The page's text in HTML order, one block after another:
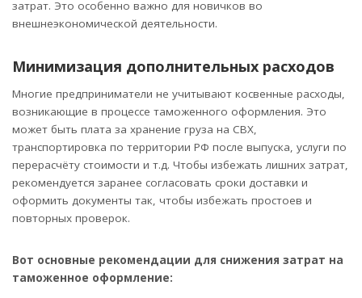
затрат. Это особенно важно для новичков во
внешнеэкономической деятельности.
Минимизация дополнительных расходов
Многие предприниматели не учитывают косвенные расходы,
возникающие в процессе таможенного оформления. Это
может быть плата за хранение груза на СВХ,
транспортировка по территории РФ после выпуска, услуги по
перерасчёту стоимости и т.д. Чтобы избежать лишних затрат,
рекомендуется заранее согласовать сроки доставки и
оформить документы так, чтобы избежать простоев и
повторных проверок.
Вот основные рекомендации для снижения затрат на
таможенное оформление: